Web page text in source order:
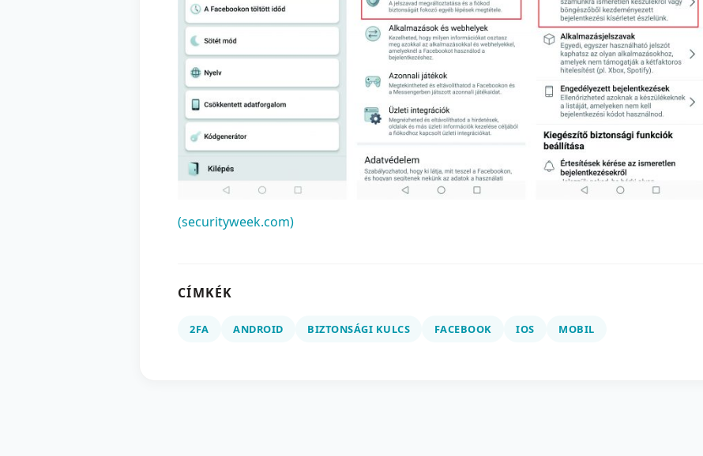
(securityweek.com)
CÍMKÉK
2FA ANDROID BIZTONSÁGI KULCS FACEBOOK IOS MOBIL